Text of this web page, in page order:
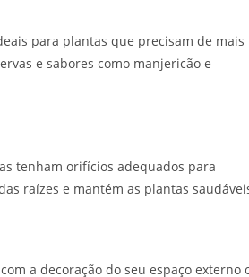
para plantas que precisam de mais
e sabores como manjericão e
tenham orifícios adequados para
raízes e mantém as plantas
a decoração do seu espaço externo